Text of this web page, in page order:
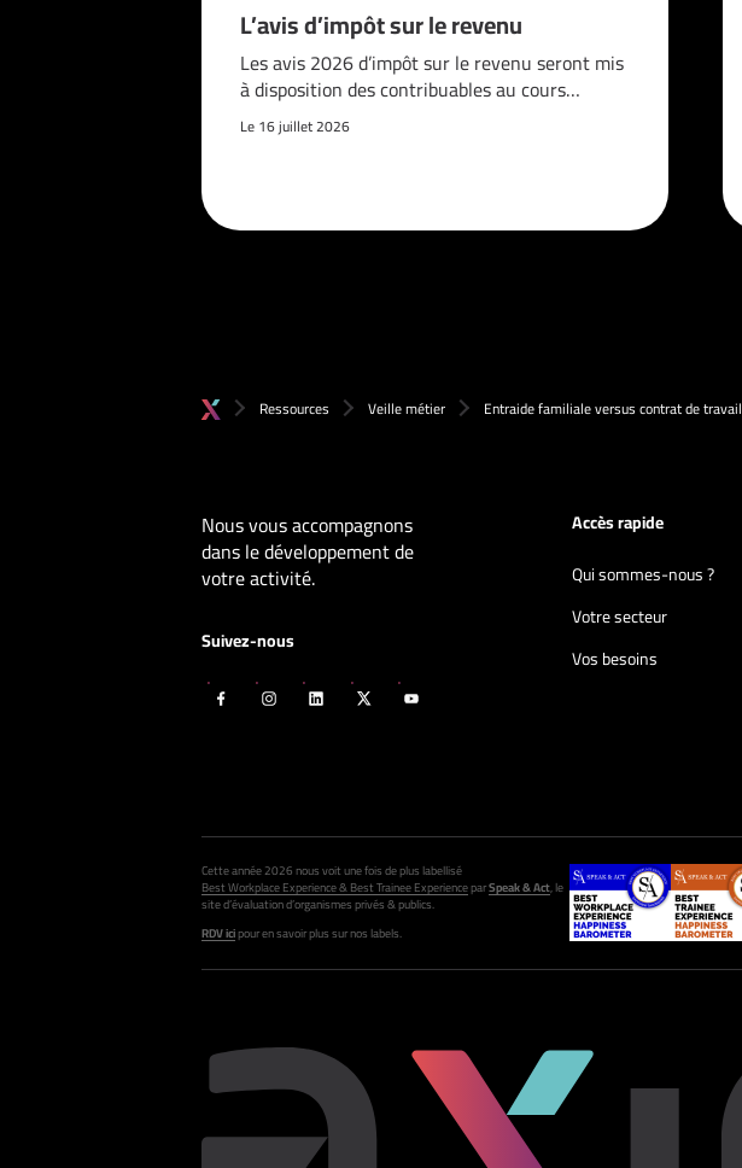
L’avis d’impôt sur le revenu
Les avis 2026 d’impôt sur le revenu seront mis
à disposition des contribuables au cours…
Le 16 juillet 2026
Ressources Veille métier Entraide familiale versus contrat de travail
Nous vous accompagnons
dans le développement de
votre activité.
Suivez-nous
Accès rapide
Qui sommes-nous ?
Votre secteur
Vos besoins
Cette année 2026 nous voit une fois de plus labellisé
Best Workplace Experience & Best Trainee ExperienceparSpeak & Act, le
site d’évaluation d’organismes privés & publics.
RDV icipour en savoir plus sur nos labels.